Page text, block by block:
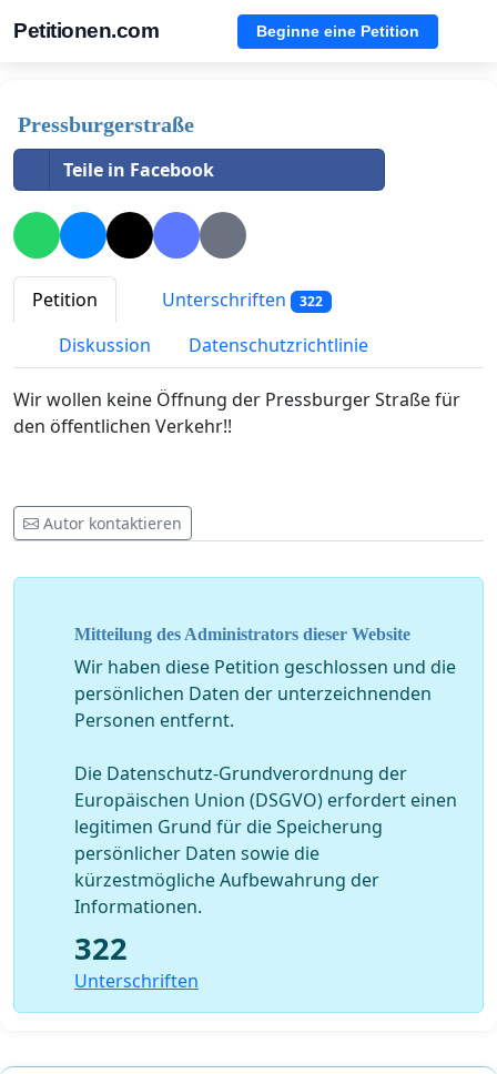
Petitionen.com Beginne eine Petition
Pressburgerstraße
Teile in Facebook
Petition Unterschriften 322
Diskussion Datenschutzrichtlinie
Wir wollen keine Öffnung der Pressburger Straße für
den öffentlichen Verkehr!!
Autor kontaktieren
Mitteilung des Administrators dieser Website
Wir haben diese Petition geschlossen und die
persönlichen Daten der unterzeichnenden
Personen entfernt.
Die Datenschutz-Grundverordnung der
Europäischen Union (DSGVO) erfordert einen
legitimen Grund für die Speicherung
persönlicher Daten sowie die
kürzestmögliche Aufbewahrung der
Informationen.
322
Unterschriften